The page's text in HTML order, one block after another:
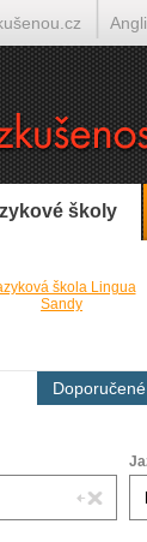
školy